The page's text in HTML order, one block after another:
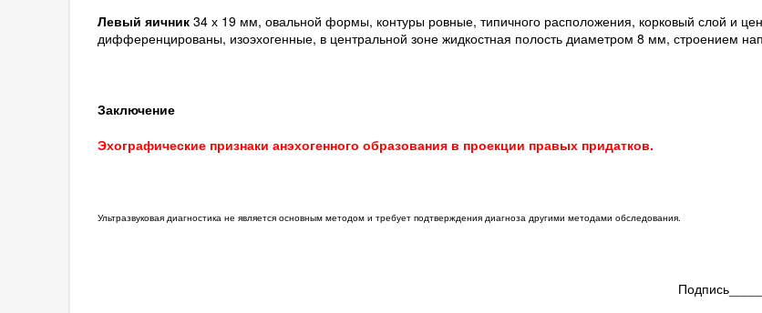
Левый яичник 34 х 19 мм, овальной формы, контуры ровные, типичного расположения, корковый слой и
дифференцированы, изоэхогенные, в центральной зоне жидкостная полость диаметром 8 мм, строением
Заключение
Эхографические признаки анэхогенного образования в проекции правых придатков.
Ультразвуковая диагностика не является основным методом и требует подтверждения диагноза другими методами обследования.